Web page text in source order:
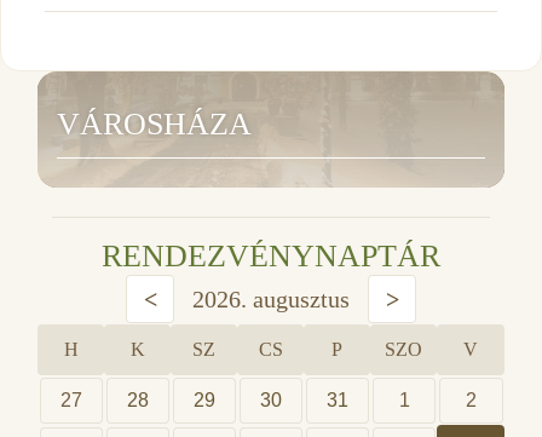
VÁROSHÁZA
RENDEZVÉNYNAPTÁR
< 2026. augusztus >
H K SZ CS P SZO V
27 28 29 30 31 1 2